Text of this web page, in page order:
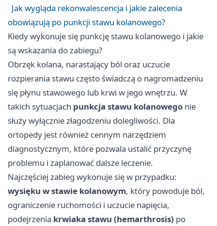
Jak wygląda rekonwalescencja i jakie zalecenia
obowiązują po punkcji stawu kolanowego?
Kiedy wykonuje się punkcję stawu kolanowego i jakie
są wskazania do zabiegu?
Obrzęk kolana, narastający ból oraz uczucie
rozpierania stawu często świadczą o nagromadzeniu
się płynu stawowego lub krwi w jego wnętrzu. W
takich sytuacjach punkcja stawu kolanowego nie
służy wyłącznie złagodzeniu dolegliwości. Dla
ortopedy jest również cennym narzędziem
diagnostycznym, które pozwala ustalić przyczynę
problemu i zaplanować dalsze leczenie.
Najczęściej zabieg wykonuje się w przypadku:
wysięku w stawie kolanowym, który powoduje ból,
ograniczenie ruchomości i uczucie napięcia,
podejrzenia krwiaka stawu (hemarthrosis) po